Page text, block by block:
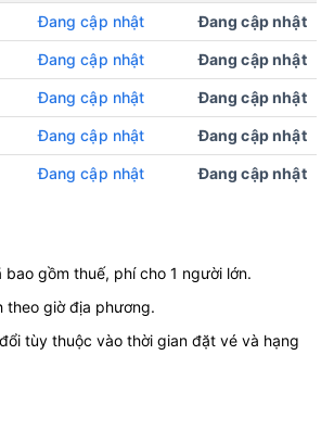
Đang cập nhật Đang cập nhật
Đang cập nhật Đang cập nhật
Đang cập nhật Đang cập nhật
Đang cập nhật Đang cập nhật
Đang cập nhật Đang cập nhật
bao gồm thuế, phí cho 1 người lớn.
theo giờ địa phương.
tùy thuộc vào thời gian đặt vé và hạng